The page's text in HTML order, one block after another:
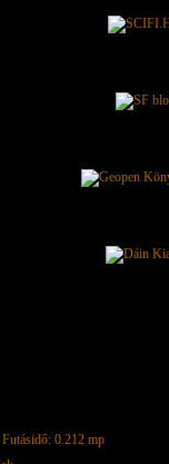
| Futásidő: 0.212 mp